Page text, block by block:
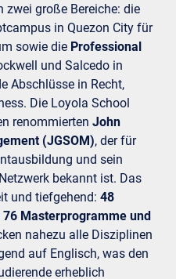
zwei große Bereiche: die
in Quezon City für
sowie die Professional
und Salcedo in
Abschlüsse in Recht,
Die Loyola School
renommierten John
(JGSOM), der für
und sein
bekannt ist. Das
und tiefgehend: 48
Masterprogramme und
nahezu alle Disziplinen
auf Englisch, was den
erheblich